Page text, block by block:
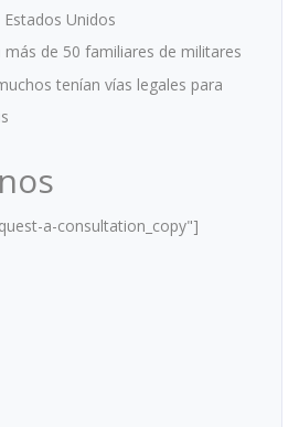
Unidos
más de 50 familiares de militares
tenían vías legales para
a-consultation_copy"]